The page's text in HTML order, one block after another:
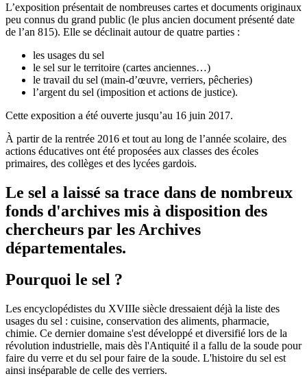
L’exposition présentait de nombreuses cartes et documents originaux
peu connus du grand public (le plus ancien document présenté date
de l’an 815). Elle se déclinait autour de quatre parties :
les usages du sel
le sel sur le territoire (cartes anciennes…)
le travail du sel (main-d’œuvre, verriers, pêcheries)
l’argent du sel (imposition et actions de justice).
Cette exposition a été ouverte jusqu’au 16 juin 2017.
À partir de la rentrée 2016 et tout au long de l’année scolaire, des
actions éducatives ont été proposées aux classes des écoles
primaires, des collèges et des lycées gardois.
Le sel a laissé sa trace dans de nombreux
fonds d'archives mis à disposition des
chercheurs par les Archives
départementales.
Pourquoi le sel ?
Les encyclopédistes du XVIIIe siècle dressaient déjà la liste des
usages du sel : cuisine, conservation des aliments, pharmacie,
chimie. Ce dernier domaine s'est développé et diversifié lors de la
révolution industrielle, mais dès l'Antiquité il a fallu de la soude pour
faire du verre et du sel pour faire de la soude. L'histoire du sel est
ainsi inséparable de celle des verriers.